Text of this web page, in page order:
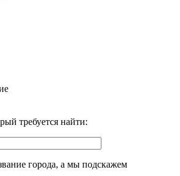
требуется найти:
города, а мы подскажем